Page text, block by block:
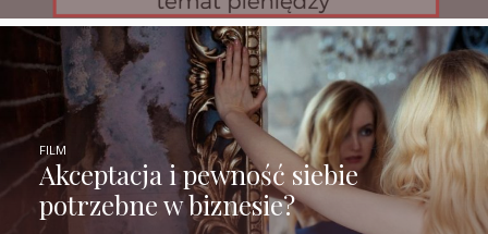
Akceptacja i pewność siebie
potrzebne w biznesie?
FILM